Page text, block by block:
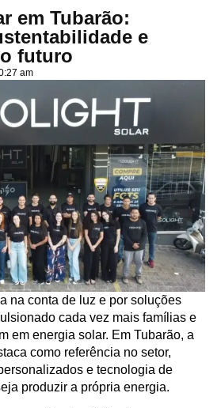
em Tubarão:
e
futuro
am
na conta de luz e por soluções
cada vez mais famílias e
em energia solar. Em Tubarão, a
como referência no setor,
e tecnologia de
produzir a própria energia.